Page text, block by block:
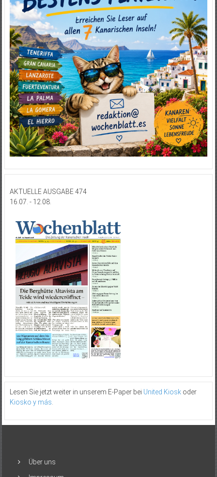
AKTUELLE AUSGABE 474
16.07. - 12.08.
Lesen Sie jetzt weiter in unserem E-Paper bei United Kioskoder
Kiosko y más
Über uns